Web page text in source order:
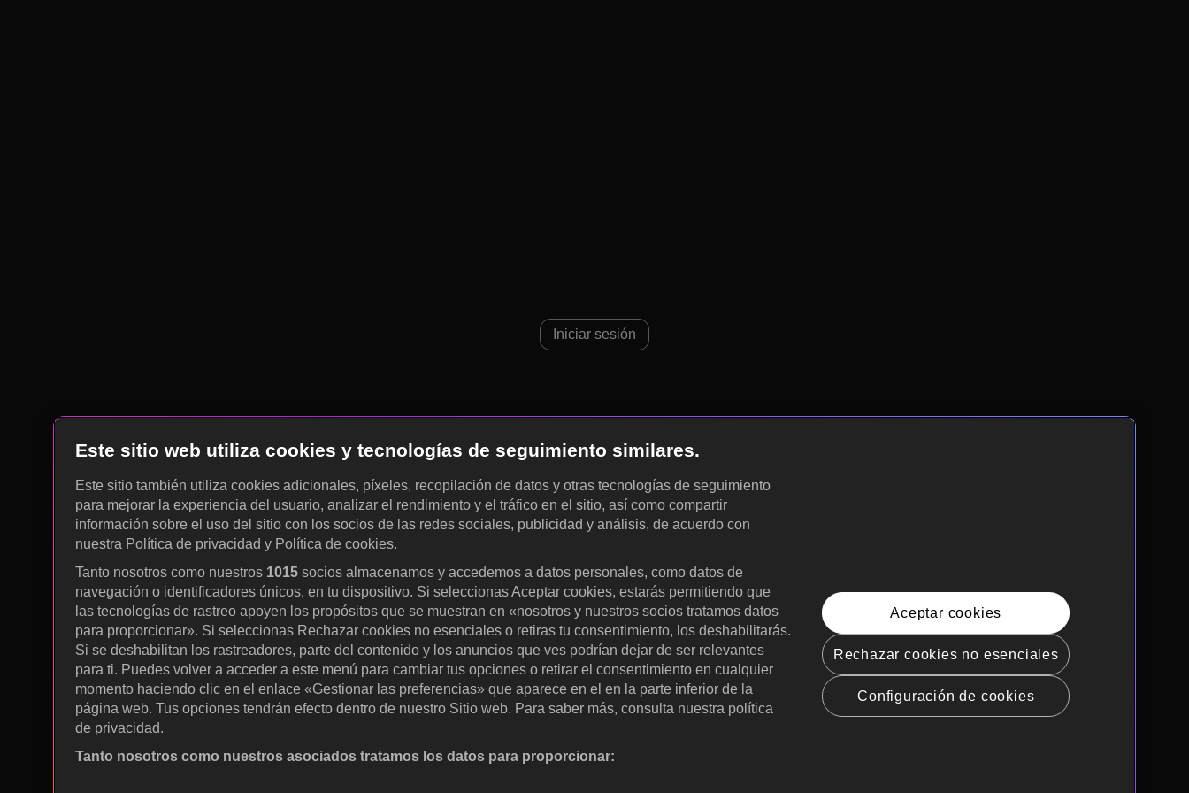
Iniciar sesión
Este sitio web utiliza cookies y tecnologías de seguimiento similares.
Este sitio también utiliza cookies adicionales, píxeles, recopilación de datos y otras tecnologías de seguimiento
para mejorar la experiencia del usuario, analizar el rendimiento y el tráfico en el sitio, así como compartir
información sobre el uso del sitio con los socios de las redes sociales, publicidad y análisis, de acuerdo con
nuestra Política de privacidad y Política de cookies.
Tanto nosotros como nuestros 1015 socios almacenamos y accedemos a datos personales, como datos de
navegación o identificadores únicos, en tu dispositivo. Si seleccionas Aceptar cookies, estarás permitiendo que
las tecnologías de rastreo apoyen los propósitos que se muestran en «nosotros y nuestros socios tratamos datos
para proporcionar». Si seleccionas Rechazar cookies no esenciales o retiras tu consentimiento, los deshabilitarás.
Si se deshabilitan los rastreadores, parte del contenido y los anuncios que ves podrían dejar de ser relevantes
para ti. Puedes volver a acceder a este menú para cambiar tus opciones o retirar el consentimiento en cualquier
momento haciendo clic en el enlace «Gestionar las preferencias» que aparece en el en la parte inferior de la
página web. Tus opciones tendrán efecto dentro de nuestro Sitio web. Para saber más, consulta nuestra política
de privacidad.
Tanto nosotros como nuestros asociados tratamos los datos para proporcionar:
Aceptar cookies
Rechazar cookies no esenciales
Configuración de cookies